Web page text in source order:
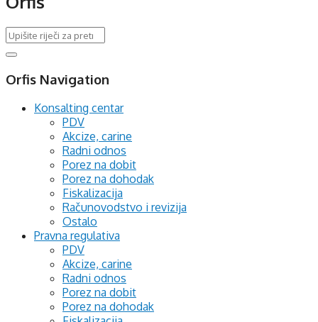
Orfis Navigation
Konsalting centar
PDV
Akcize, carine
Radni odnos
Porez na dobit
Porez na dohodak
Fiskalizacija
Računovodstvo i revizija
Ostalo
Pravna regulativa
PDV
Akcize, carine
Radni odnos
Porez na dobit
Porez na dohodak